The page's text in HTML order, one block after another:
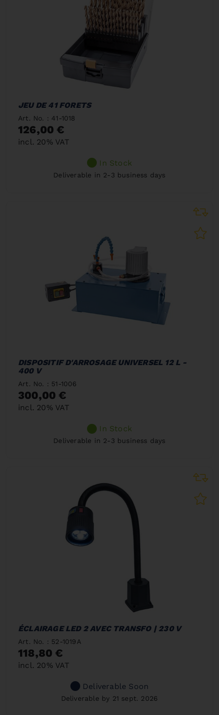
JEU DE 41 FORETS
Art. No. : 41-1018
126,00 €
incl. 20% VAT
In Stock
Deliverable in 2-3 business days
DISPOSITIF D'ARROSAGE UNIVERSEL 12 L -
400 V
Art. No. : 51-1006
300,00 €
incl. 20% VAT
In Stock
Deliverable in 2-3 business days
ÉCLAIRAGE LED 2 AVEC TRANSFO | 230 V
Art. No. : 52-1019A
118,80 €
incl. 20% VAT
Deliverable Soon
Deliverable by 21 sept. 2026